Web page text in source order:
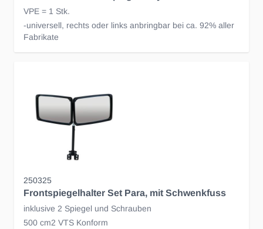
VPE = 1 Stk.
-universell, rechts oder links anbringbar bei ca. 92% aller
Fabrikate
250325
Frontspiegelhalter Set Para, mit Schwenkfuss
inklusive 2 Spiegel und Schrauben
500 cm2 VTS Konform